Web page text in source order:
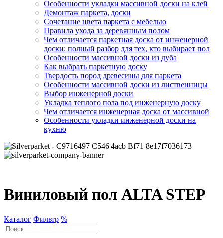
Особенности укладки массивной доски на клей
Демонтаж паркета, доски
Сочетание цвета паркета с мебелью
Правила ухода за деревянным полом
Чем отличается паркетная доска от инженерной
доски: полный разбор для тех, кто выбирает пол
Особенности массивной доски из дуба
Как выбрать паркетную доску
Твердость пород древесины для паркета
Особенности массивной доски из лиственницы
Выбор инженерной доски
Укладка теплого пола под инженерную доску
Чем отличается инженерная доска от массивной
Особенности укладки инженерной доски на
кухню
Виниловый пол ALTA STEP
Каталог Фильтр %